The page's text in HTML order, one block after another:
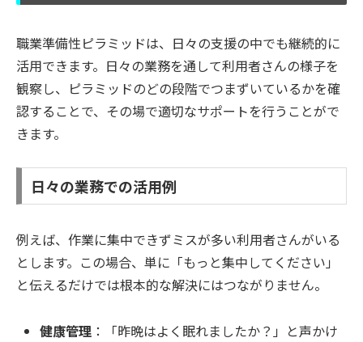
職業準備性ピラミッドは、日々の支援の中でも継続的に
活用できます。日々の業務を通して利用者さんの様子を
観察し、ピラミッドのどの段階でつまずいているかを確
認することで、その場で適切なサポートを行うことがで
きます。
日々の業務での活用例
例えば、作業に集中できずミスが多い利用者さんがいる
とします。この場合、単に「もっと集中してください」
と伝えるだけでは根本的な解決にはつながりません。
健康管理 ：「昨晩はよく眠れましたか？」と声かけ